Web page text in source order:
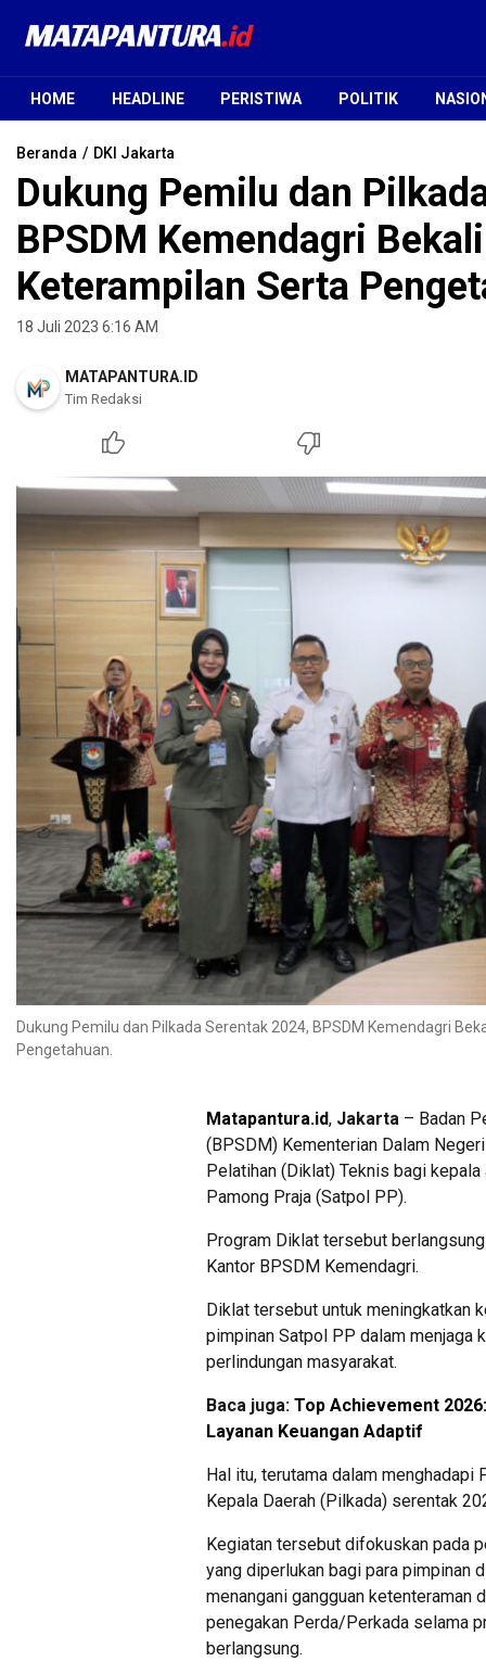
Mata Pantura
Jendela Informasi Terpercaya
HOME HEADLINE PERISTIWA POLITIK
Beranda DKI Jakarta
Dukung Pemilu dan
BPSDM Kemendagri
Keterampilan Serta
18 Juli 2023 6:16 AM
MATAPANTURA.ID
Tim Redaksi
Dukung Pemilu dan Pilkada Serentak 2024, BPSDM Kemendagri
Pengetahuan.
Matapantura.id, Jakarta – Badan
(BPSDM) Kementerian Dalam
Pelatihan (Diklat) Teknis bagi
Pamong Praja (Satpol PP).
Program Diklat tersebut
Kantor BPSDM Kemendagri.
Diklat tersebut untuk meningkatkan
pimpinan Satpol PP dalam menjaga
perlindungan masyarakat.
Baca juga: Top Achievement
Layanan Keuangan Adaptif
Hal itu, terutama dalam
Kepala Daerah (Pilkada) serentak
Kegiatan tersebut difokuskan pada
yang diperlukan bagi para pimpinan
menangani gangguan ketenteraman
penegakan Perda/Perkada selama
berlangsung.